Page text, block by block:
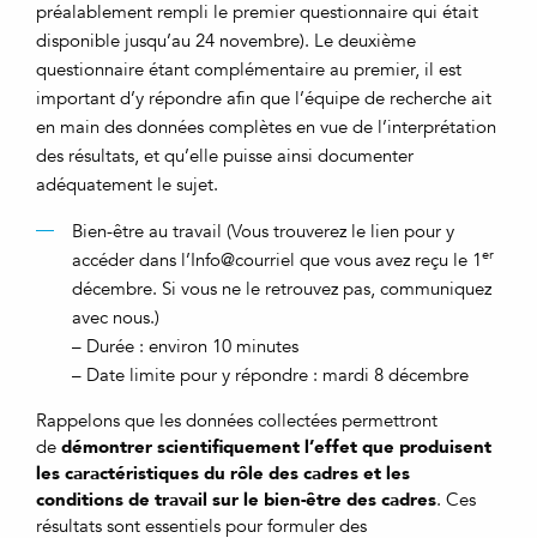
préalablement rempli le premier questionnaire qui était
disponible jusqu’au 24 novembre). Le deuxième
questionnaire étant complémentaire au premier, il est
important d’y répondre afin que l’équipe de recherche ait
en main des données complètes en vue de l’interprétation
des résultats, et qu’elle puisse ainsi documenter
adéquatement le sujet.
Bien-être au travail (Vous trouverez le lien pour y
accéder dans l’Info@courriel que vous avez reçu le 1er
décembre. Si vous ne le retrouvez pas, communiquez
avec nous.)
– Durée : environ 10 minutes
– Date limite pour y répondre : mardi 8 décembre
Rappelons que les données collectées permettront
de démontrer scientifiquement l’effet que produisent
les caractéristiques du rôle des cadres et les
conditions de travail sur le bien-être des cadres. Ces
résultats sont essentiels pour formuler des